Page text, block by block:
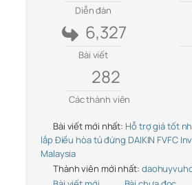
Diễn đàn
6,327
Bài viết
282
Các thành viên
Bài viết mới nhất: Hỗ trợ giá tốt
lắp Điều hòa tủ đứng DAIKIN FVFC
Malaysia
Thành viên mới nhất: